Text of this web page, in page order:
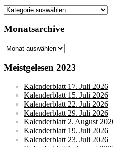
Kategorien
Monatsarchive
Monatsarchive
Meistgelesen 2023
Kalenderblatt 17. Juli 2026
Kalenderblatt 15. Juli 2026
Kalenderblatt 22. Juli 2026
Kalenderblatt 29. Juli 2026
Kalenderblatt 2. August
Kalenderblatt 19. Juli 2026
Kalenderblatt 23. Juli 2026